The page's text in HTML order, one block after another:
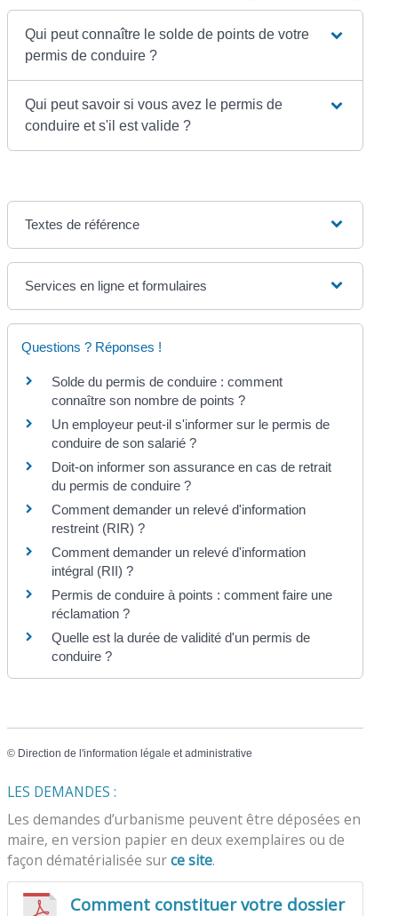
Qui peut connaître le solde de points de votre
permis de conduire ?
Qui peut savoir si vous avez le permis de
conduire et s'il est valide ?
Textes de référence
Services en ligne et formulaires
Questions ? Réponses !
Solde du permis de conduire : comment
connaître son nombre de points ?
Un employeur peut-il s'informer sur le permis de
conduire de son salarié ?
Doit-on informer son assurance en cas de retrait
du permis de conduire ?
Comment demander un relevé d'information
restreint (RIR) ?
Comment demander un relevé d'information
intégral (RII) ?
Permis de conduire à points : comment faire une
réclamation ?
Quelle est la durée de validité d'un permis de
conduire ?
© Direction de l'information légale et administrative
LES DEMANDES :
Les demandes d’urbanisme peuvent être déposées en
maire, en version papier en deux exemplaires ou de
façon dématérialisée surce site.
Comment constituer votre dossier